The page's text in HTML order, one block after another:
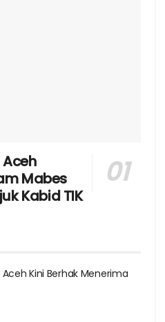
Mabes
Kabid TIK
Aceh Kini Berhak Menerima